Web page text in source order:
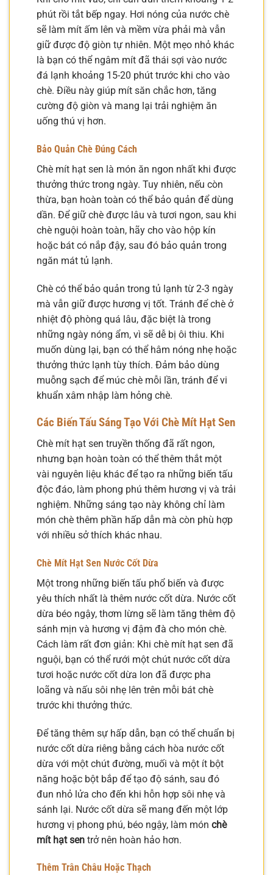
phút rồi tắt bếp ngay. Hơi nóng của nước chè
sẽ làm mít ấm lên và mềm vừa phải mà vẫn
giữ được độ giòn tự nhiên. Một mẹo nhỏ khác
là bạn có thể ngâm mít đã thái sợi vào nước
đá lạnh khoảng 15-20 phút trước khi cho vào
chè. Điều này giúp mít săn chắc hơn, tăng
cường độ giòn và mang lại trải nghiệm ăn
uống thú vị hơn.
Bảo Quản Chè Đúng Cách
Chè mít hạt sen là món ăn ngon nhất khi được
thưởng thức trong ngày. Tuy nhiên, nếu còn
thừa, bạn hoàn toàn có thể bảo quản để dùng
dần. Để giữ chè được lâu và tươi ngon, sau khi
chè nguội hoàn toàn, hãy cho vào hộp kín
hoặc bát có nắp đậy, sau đó bảo quản trong
ngăn mát tủ lạnh.
Chè có thể bảo quản trong tủ lạnh từ 2-3 ngày
mà vẫn giữ được hương vị tốt. Tránh để chè ở
nhiệt độ phòng quá lâu, đặc biệt là trong
những ngày nóng ẩm, vì sẽ dễ bị ôi thiu. Khi
muốn dùng lại, bạn có thể hâm nóng nhẹ hoặc
thưởng thức lạnh tùy thích. Đảm bảo dùng
muỗng sạch để múc chè mỗi lần, tránh để vi
khuẩn xâm nhập làm hỏng chè.
Các Biến Tấu Sáng Tạo Với Chè Mít Hạt Sen
Chè mít hạt sen truyền thống đã rất ngon,
nhưng bạn hoàn toàn có thể thêm thắt một
vài nguyên liệu khác để tạo ra những biến tấu
độc đáo, làm phong phú thêm hương vị và trải
nghiệm. Những sáng tạo này không chỉ làm
món chè thêm phần hấp dẫn mà còn phù hợp
với nhiều sở thích khác nhau.
Chè Mít Hạt Sen Nước Cốt Dừa
Một trong những biến tấu phổ biến và được
yêu thích nhất là thêm nước cốt dừa. Nước cốt
dừa béo ngậy, thơm lừng sẽ làm tăng thêm độ
sánh mịn và hương vị đậm đà cho món chè.
Cách làm rất đơn giản: Khi chè mít hạt sen đã
nguội, bạn có thể rưới một chút nước cốt dừa
tươi hoặc nước cốt dừa lon đã được pha
loãng và nấu sôi nhẹ lên trên mỗi bát chè
trước khi thưởng thức.
Để tăng thêm sự hấp dẫn, bạn có thể chuẩn bị
nước cốt dừa riêng bằng cách hòa nước cốt
dừa với một chút đường, muối và một ít bột
năng hoặc bột bắp để tạo độ sánh, sau đó
đun nhỏ lửa cho đến khi hỗn hợp sôi nhẹ và
sánh lại. Nước cốt dừa sẽ mang đến một lớp
hương vị phong phú, béo ngậy, làm món chè
mít hạt sen trở nên hoàn hảo hơn.
Thêm Trân Châu Hoặc Thạch